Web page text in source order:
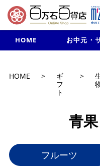
HOME お中元・
新規入会で3千円以
HOME >
ギ
フ
ト
>
青
フルーツ